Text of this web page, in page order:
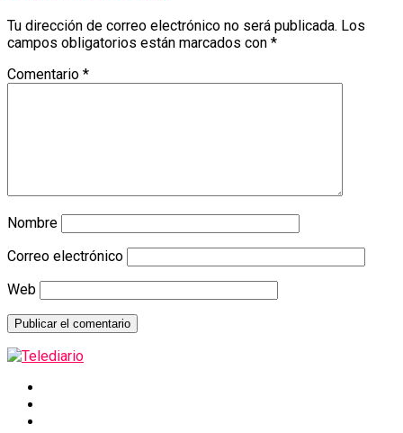
Tu dirección de correo electrónico no será publicada. Los
campos obligatorios están marcados con *
Comentario *
Nombre
Correo electrónico
Web